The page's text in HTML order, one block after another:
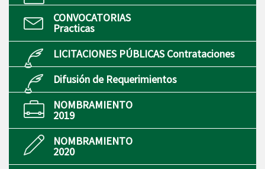
CONVOCATORIAS
Practicas
LICITACIONES PÚBLICAS Contrataciones
Difusión de Requerimientos
NOMBRAMIENTO
2019
NOMBRAMIENTO
2020